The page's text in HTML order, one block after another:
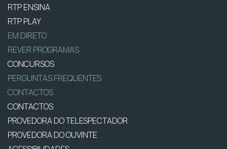
RTP ENSINA
RTP PLAY
EM DIRETO
REVER PROGRAMAS
CONCURSOS
PERGUNTAS FREQUENTES
CONTACTOS
CONTACTOS
PROVEDORA DO TELESPECTADOR
PROVEDORA DO OUVINTE